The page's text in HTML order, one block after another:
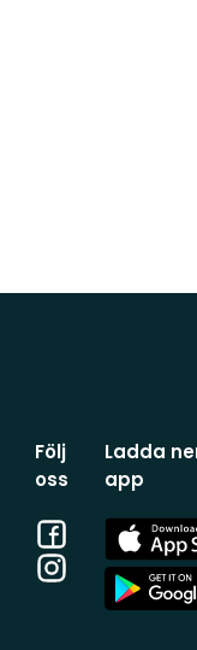
Följ
oss
Facebook
Instagram
Ladda
app
App
Store
App
Store